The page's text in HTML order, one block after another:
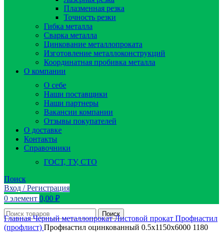
Плазменная резка
Точность резки
Гибка металла
Сварка металла
Цинкование металлопроката
Изготовление металлоконструкций
Координатная пробивка металла
О компании
О себе
Наши поставщики
Наши партнеры
Вакансии компании
Отзывы покупателей
О доставке
Контакты
Справочники
ГОСТ, ТУ, СТО
Поиск
Вход / Регистрация
0 элемент 0,00 ₽
Поиск
ГлавнаяЧерный металлопрокатЛистовой прокат Профнастил
(профлист) Профнастил оцинкованный 0.5х1150х6000 1180